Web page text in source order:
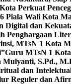
Perkuat
Piala Wali Kota
Digital dan
Penghargaan
MTsN 1 Kota
Guru MTsN 1
S.Pd.,
dan
Reguler dan